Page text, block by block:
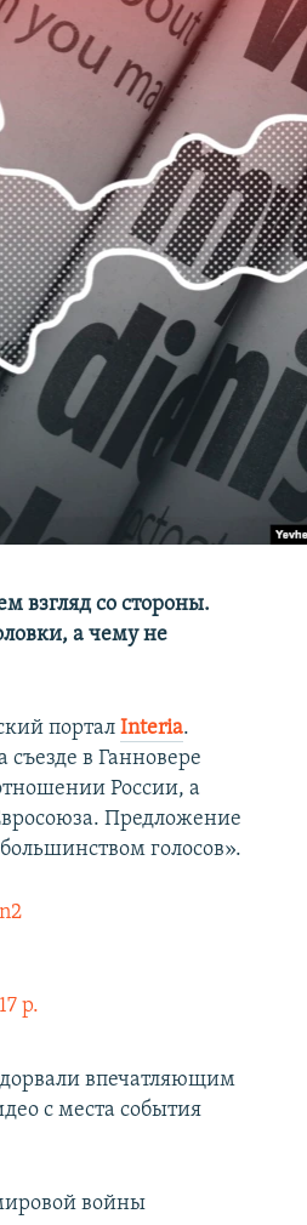
взгляд со стороны.
а чему не
порталInteria.
в Ганновере
России, а
Предложение
голосов».
р.
впечатляющим
с места события
войны